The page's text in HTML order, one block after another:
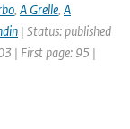
, A Grelle, A
| Status: published
| First page: 95 |